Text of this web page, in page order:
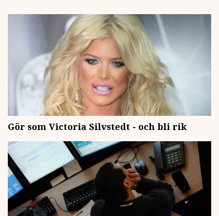
Gör som Victoria Silvstedt - och bli rik